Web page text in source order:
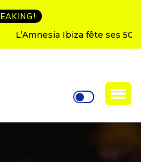
50 ans : le programme des